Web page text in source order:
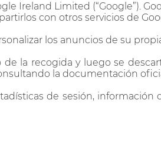
Ireland Limited (“Google”).
con otros servicios de
los anuncios de su
la recogida y luego se
la documentación
de sesión,